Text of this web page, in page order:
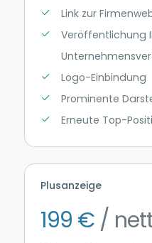
Link zur
Veröffentlichung
Logo-Einbindung
Prominente
Erneute Top-
Plusanzeige
199 € /